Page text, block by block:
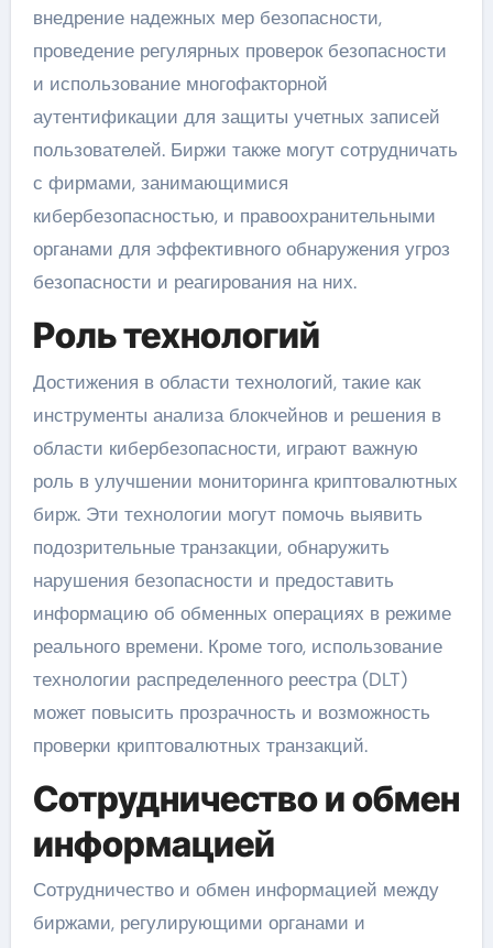
внедрение надежных мер безопасности,
проведение регулярных проверок безопасности
и использование многофакторной
аутентификации для защиты учетных записей
пользователей. Биржи также могут сотрудничать
с фирмами, занимающимися
кибербезопасностью, и правоохранительными
органами для эффективного обнаружения угроз
безопасности и реагирования на них.
Роль технологий
Достижения в области технологий, такие как
инструменты анализа блокчейнов и решения в
области кибербезопасности, играют важную
роль в улучшении мониторинга криптовалютных
бирж. Эти технологии могут помочь выявить
подозрительные транзакции, обнаружить
нарушения безопасности и предоставить
информацию об обменных операциях в режиме
реального времени. Кроме того, использование
технологии распределенного реестра (DLT)
может повысить прозрачность и возможность
проверки криптовалютных транзакций.
Сотрудничество и обмен
информацией
Сотрудничество и обмен информацией между
биржами, регулирующими органами и